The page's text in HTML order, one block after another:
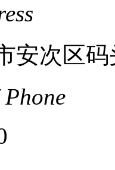
安次区码